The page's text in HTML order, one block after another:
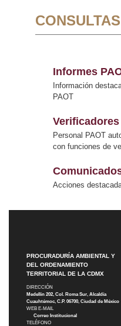
Informes
Información
PAOT
Verificadores
Personal PAOT
con funciones de
Acciones
PROCURADURÍA AMBIENTAL Y
DEL ORDENAMIENTO
TERRITORIAL DE LA CDMX
DIRECCIÓN
Medellín 202, Col. Roma Sur, Alcaldía
Cuauhtémoc, C.P. 06700, Ciudad de México
WEB E-MAIL
Correo Institucional
TELÉFONO